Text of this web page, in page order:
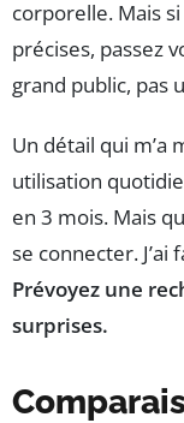
corporelle. Mais
précises, passez
grand public, pas
Un détail qui m’a
utilisation
en 3 mois. Mais
se connecter.
Prévoyez une
surprises.